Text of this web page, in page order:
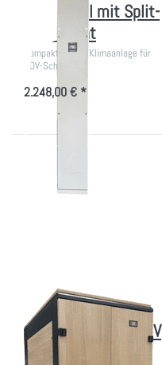
Kühlmodul mit Split-
Klimagerät
Kompakte Split-Klimaanlage für
EDV-Schränke.
2.248,00 € *
Büro EDV-Schrank
gedämmt gegen EDV
Lärm
für mehr